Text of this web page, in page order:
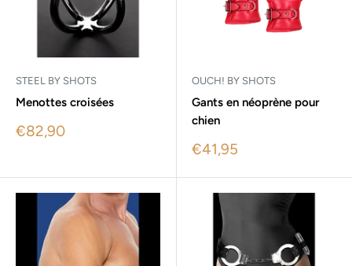
STEEL BY SHOTS
Menottes croisées
Sale
€82,90
OUCH! BY SHOTS
Gants en néoprène pour
chien
Sale
€41,95